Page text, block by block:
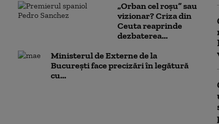
„Orban cel roșu” sau
vizionar? Criza din
Ceuta reaprinde
dezbaterea...
Ministerul de Externe de la
București face precizări în legătură
cu...